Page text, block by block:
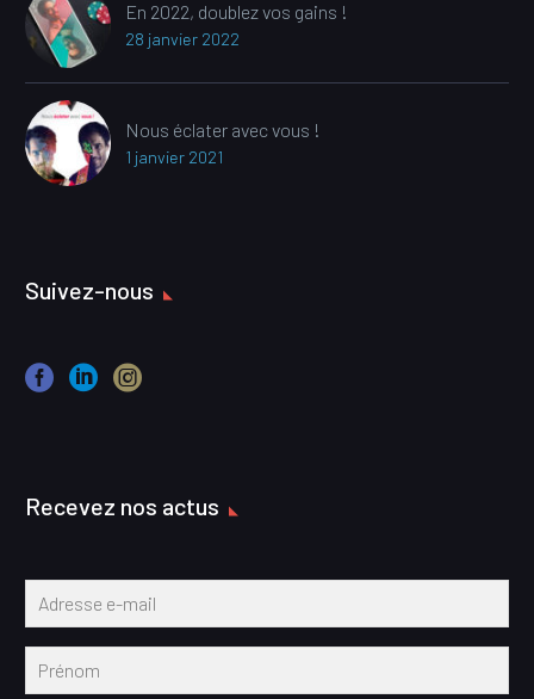
En 2022, doublez vos gains !
28 janvier 2022
Nous éclater avec vous !
1 janvier 2021
Suivez-nous
Recevez nos actus